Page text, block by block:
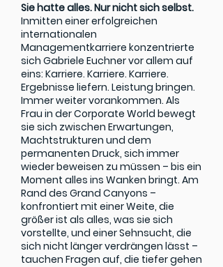
Sie hatte alles. Nur nicht sich selbst.
Inmitten einer erfolgreichen
internationalen
Managementkarriere konzentrierte
sich Gabriele Euchner vor allem auf
eins: Karriere. Karriere. Karriere.
Ergebnisse liefern. Leistung bringen.
Immer weiter vorankommen. Als
Frau in der Corporate World bewegt
sie sich zwischen Erwartungen,
Machtstrukturen und dem
permanenten Druck, sich immer
wieder beweisen zu müssen – bis ein
Moment alles ins Wanken bringt. Am
Rand des Grand Canyons –
konfrontiert mit einer Weite, die
größer ist als alles, was sie sich
vorstellte, und einer Sehnsucht, die
sich nicht länger verdrängen lässt –
tauchen Fragen auf, die tiefer gehen